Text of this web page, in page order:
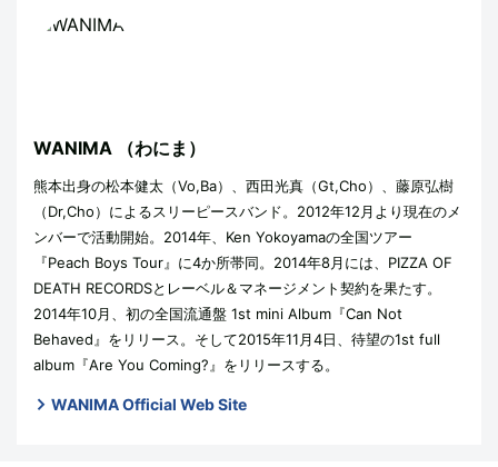
WANIMA （わにま）
熊本出身の松本健太（Vo,Ba）、西田光真（Gt,Cho）、藤原弘樹
（Dr,Cho）によるスリーピースバンド。2012年12月より現在のメ
ンバーで活動開始。2014年、Ken Yokoyamaの全国ツアー
『Peach Boys Tour』に4か所帯同。2014年8月には、PIZZA OF
DEATH RECORDSとレーベル＆マネージメント契約を果たす。
2014年10月、初の全国流通盤 1st mini Album『Can Not
Behaved』をリリース。そして2015年11月4日、待望の1st full
album『Are You Coming?』をリリースする。
WANIMA Official Web Site